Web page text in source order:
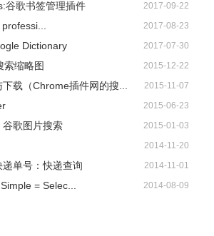
谷歌书签管理插件 2017-09-22
2017-08-23
Dictionary 2017-07-30
索缩略图 2015-12-22
载（Chrome插件网的搜... 2015-11-07
2015-06-23
歌图片搜索 2015-01-03
2014-11-20
单号：快递查询 2014-11-01
= Selec... 2014-08-09